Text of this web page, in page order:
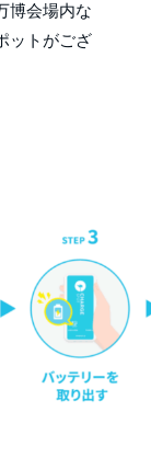
博会場内な
ットがござ